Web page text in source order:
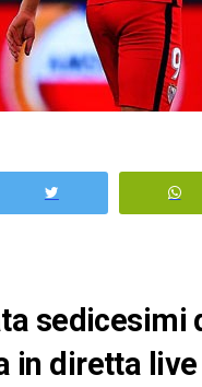
sedicesimi
in diretta